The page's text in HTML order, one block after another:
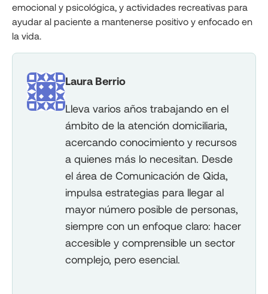
emocional y psicológica, y actividades recreativas para
ayudar al paciente a mantenerse positivo y enfocado en
la vida.
Laura Berrio
Lleva varios años trabajando en el
ámbito de la atención domiciliaria,
acercando conocimiento y recursos
a quienes más lo necesitan. Desde
el área de Comunicación de Qida,
impulsa estrategias para llegar al
mayor número posible de personas,
siempre con un enfoque claro: hacer
accesible y comprensible un sector
complejo, pero esencial.